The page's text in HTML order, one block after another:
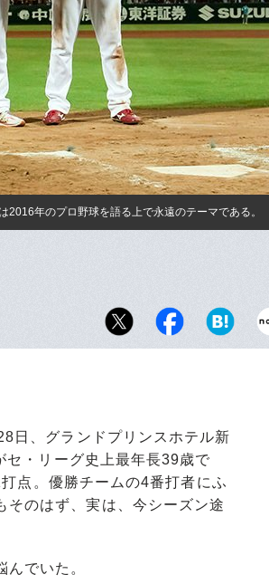
年のプロ野球を語る上で永遠のテーマである。
日、グランドプリンスホテル新
・リーグ史上最年長39歳で
点。優勝チームの4番打者にふ
のはず、実は、今シーズン途
でいた。